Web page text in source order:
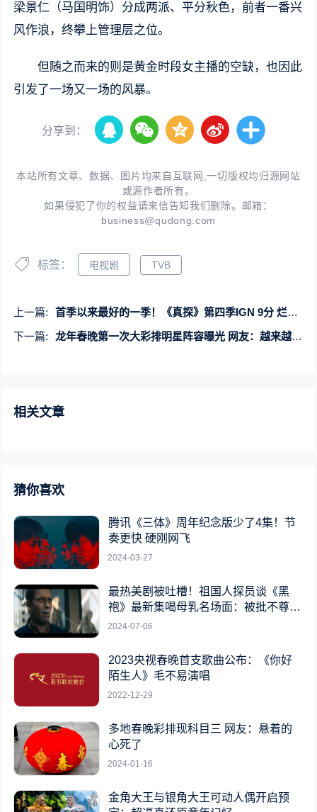
梁景仁（马国明饰）分成两派、平分秋色，前者一番兴
风作浪，终攀上管理层之位。
但随之而来的则是黄金时段女主播的空缺，也因此
引发了一场又一场的风暴。
分享到：
本站所有文章、数据、图片均来自互联网,一切版权均归源网站
或源作者所有。
如果侵犯了你的权益请来信告知我们删除。邮箱：
business@qudong.com
标签： 电视剧 TVB
上一篇:
首季以来最好的一季！《真探》第四季IGN 9分 烂番茄新鲜度93%
下一篇:
龙年春晚第一次大彩排明星阵容曝光 网友：越来越有过年的味道了
相关文章
猜你喜欢
腾讯《三体》周年纪念版少了4集！节
奏更快 硬刚网飞
2024-03-27
最热美剧被吐槽！祖国人探员谈《黑
袍》最新集喝母乳名场面：被批不尊重
女性
2024-07-06
2023央视春晚首支歌曲公布：《你好
陌生人》毛不易演唱
2022-12-29
多地春晚彩排现科目三 网友：悬着的
心死了
2024-01-16
金角大王与银角大王可动人偶开启预